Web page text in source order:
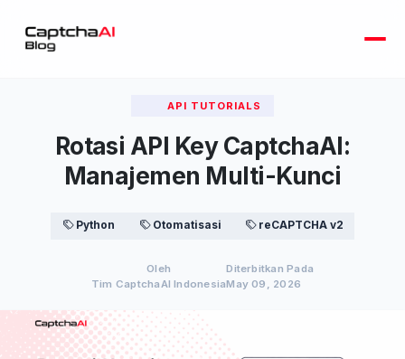
API TUTORIALS
Rotasi API Key CaptchaAI:
Manajemen Multi-Kunci
Python Otomatisasi reCAPTCHA v2
Oleh
Tim CaptchaAI Indonesia
Diterbitkan Pada
May 09, 2026